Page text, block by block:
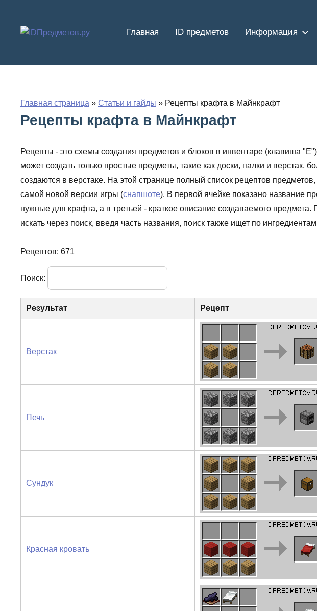
содержимому
Главная ID предметов Информация
Главная страница » Статьи и гайды » Рецепты крафта в Майнкрафт
Рецепты крафта в Майнкрафт
Рецепты - это схемы создания предметов и блоков в инвентаре (клавиша
может создать только простые предметы, такие как доски, палки и верстак,
создаются в верстаке. На этой странице полный список рецептов
самой новой версии игры (снапшоте). В первой ячейке показано название
нужные для крафта, а в третьей - краткое описание создаваемого
искать через поиск, введя часть названия, поиск также ищет по
Рецептов: 671
Поиск:
Результат Рецепт
Верстак
Печь
Сундук
Красная кровать